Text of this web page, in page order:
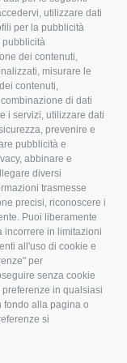
utilizzare dati
per la pubblicità
pubblicità
dei contenuti,
misurare le
contenuti,
di dati
i servizi, utilizzare dati
prevenire e
pubblicità e
abbinare e
diversi
trasmesse
precisi, riconoscere i
Puoi liberamente
incorrere in limitazioni
all'uso di cookie e
per
senza cookie
in qualsiasi
fondo alla pagina o
si
in evidenza
Stampa
Newsletter